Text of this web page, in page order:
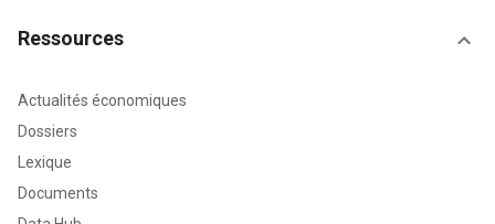
Ressources
Actualités économiques
Dossiers
Lexique
Documents